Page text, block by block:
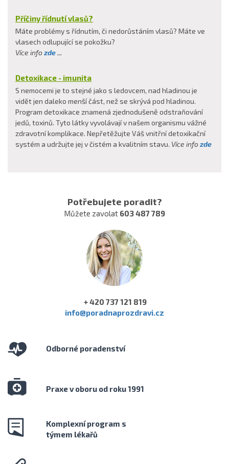
Příčiny řídnutí vlasů?
Máte problémy s řídnutím, či nedorůstáním vlasů? Máte ve
vlasech odlupující se pokožku?
Více info zde...
Detoxikace - imunita
S nemocemi je to stejné jako s ledovcem, nad hladinou je
vidět jen daleko menší část, než se skrývá pod hladinou.
Program detoxikace znamená zjednodušeně odstraňování
jedů, toxinů. Tyto látky vyvolávají v našem organismu vážné
zdravotní komplikace. Nepřetěžujte Váš vnitřní detoxikační
systém a udržujte jej v čistém a kvalitním stavu. Více info zde
Potřebujete poradit?
Můžete zavolat 603 487 789
+ 420 737 121 819
info@poradnaprozdravi.cz
Odborné poradenství
Praxe v oboru od roku 1991
Komplexní program s
týmem lékařů